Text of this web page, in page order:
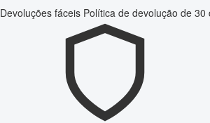
Devoluções fáceis Política de devolução de 30